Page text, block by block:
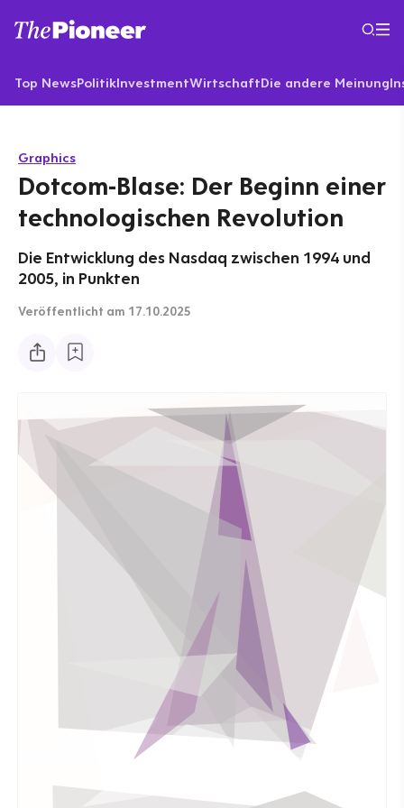
Top NewsPolitikInvestmentWirtschaftDie andere Meinung
Graphics
Dotcom-Blase: Der Beginn einer
technologischen Revolution
Die Entwicklung des Nasdaq zwischen 1994 und
2005, in Punkten
Veröffentlicht am 17.10.2025